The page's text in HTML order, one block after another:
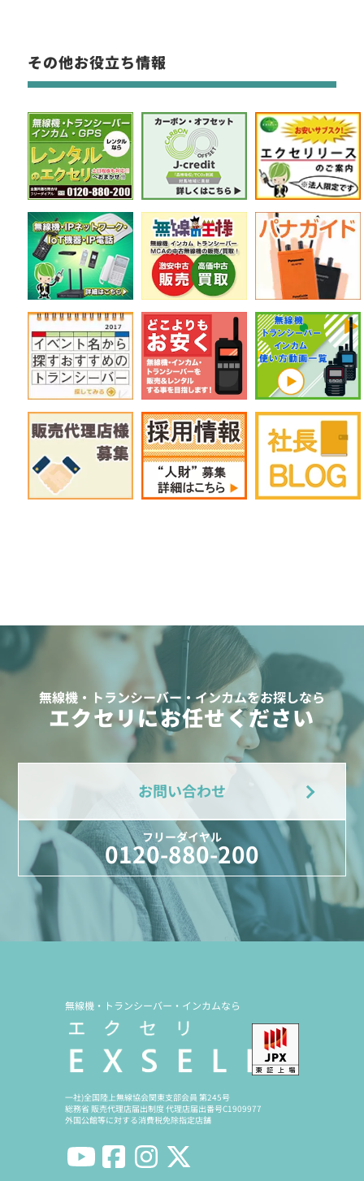
その他お役立ち情報
無線機・トランシーバー・インカムをお探しなら
エクセリにお任せください
お問い合わせ
フリーダイヤル
0120-880-200
無線機・トランシーバー・インカムなら
一社)全国陸上無線協会関東支部会員 第245号
総務省 販売代理店届出制度 代理店届出番号C1909977
外国公館等に対する消費税免除指定店舗